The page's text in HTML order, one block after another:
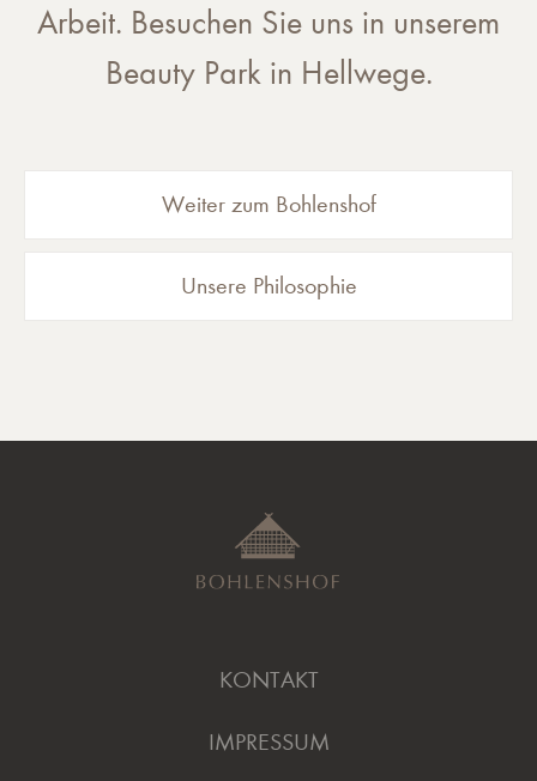
Arbeit. Besuchen Sie uns in unserem
Beauty Park in Hellwege.
Weiter zum Bohlenshof
Unsere Philosophie
KONTAKT
IMPRESSUM